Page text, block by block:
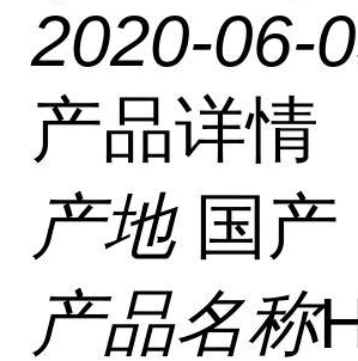
2020-06-
产品详情
产地 国产
产品名称